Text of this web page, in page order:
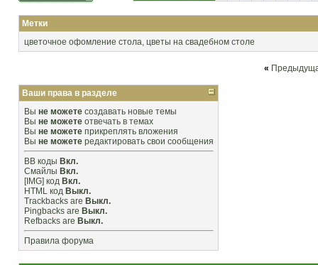
Метки
цветочное офомление стола, цветы на свадебном столе
«
Ваши права в разделе
Вы не можете создавать новые темы
Вы не можете отвечать в темах
Вы не можете прикреплять вложения
Вы не можете редактировать свои сообщения
BB коды Вкл.
Смайлы Вкл.
[IMG] код Вкл.
HTML код Выкл.
Trackbacks are Выкл.
Pingbacks are Выкл.
Refbacks are Выкл.
Правила форума